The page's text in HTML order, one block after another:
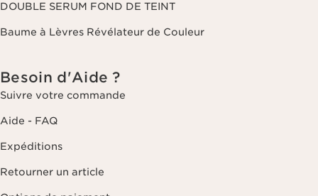
DOUBLE SERUM FOND DE TEINT
Baume à Lèvres Révélateur de Couleur
Besoin d'Aide ?
Suivre votre commande
Aide - FAQ
Expéditions
Retourner un article